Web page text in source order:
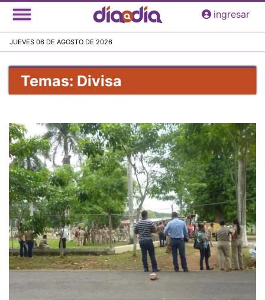
Pasar
al
principal
ingresar
JUEVES 06 DE AGOSTO DE 2026
Temas: Divisa